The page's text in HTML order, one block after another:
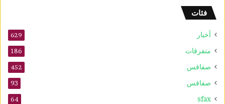
فئات
أخبار 629
متفرقات 186
صفاقس 452
صفاقس 93
sfax
64